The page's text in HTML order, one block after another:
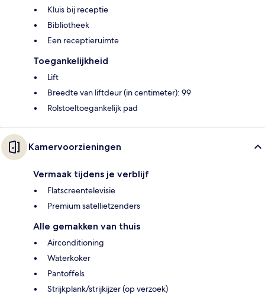
Kluis bij receptie
Bibliotheek
Een receptieruimte
Toegankelijkheid
Lift
Breedte van liftdeur (in centimeter): 99
Rolstoeltoegankelijk pad
Kamervoorzieningen
Vermaak tijdens je verblijf
Flatscreentelevisie
Premium satellietzenders
Alle gemakken van thuis
Airconditioning
Waterkoker
Pantoffels
Strijkplank/strijkijzer (op verzoek)